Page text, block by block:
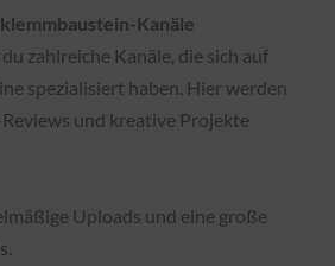
Kanäle
zahlreiche Kanäle, die sich auf
spezialisiert haben. Hier werden
und kreative Projekte
Uploads und eine große